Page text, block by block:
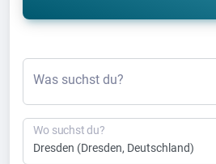
Was suchst du?
Wo suchst du?